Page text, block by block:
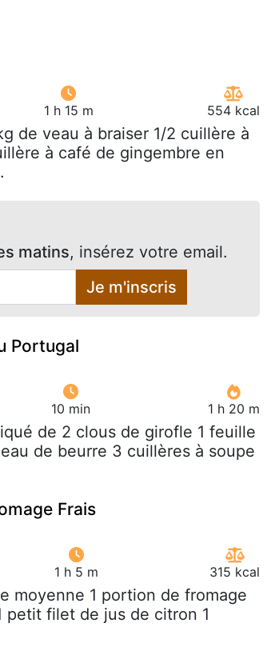
1 h 15 m 554 kcal
de veau à braiser 1/2 cuillère à
à café de gingembre en
matins, insérez votre email.
Je m'inscris
Portugal
10 min 1 h 20 m
de 2 clous de girofle 1 feuille
de beurre 3 cuillères à soupe
Frais
1 h 5 m 315 kcal
moyenne 1 portion de fromage
filet de jus de citron 1